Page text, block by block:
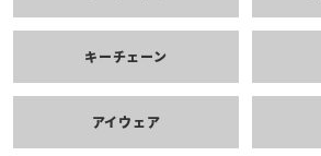
キーチェーン
アイウェア